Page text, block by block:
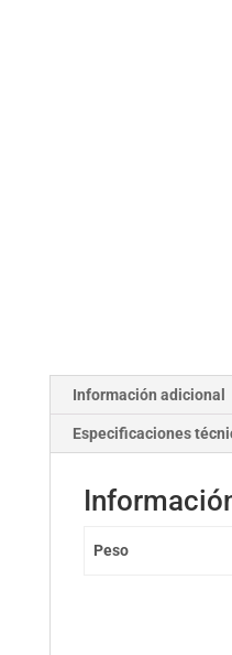
Información adicional
Especificaciones
Peso